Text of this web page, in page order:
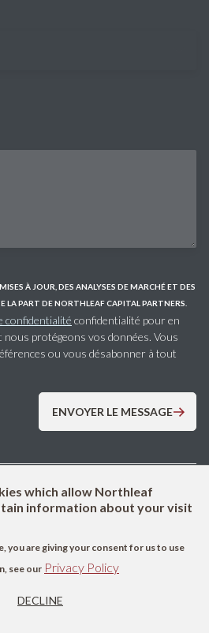
À JOUR, DES ANALYSES DE MARCHÉ ET DES
LA PART DE NORTHLEAF CAPITAL PARTNERS.
confidentialité confidentialité pour en
protégeons vos données. Vous
ou vous désabonner à tout
which allow Northleaf
information about your visit
you are giving your consent for us to use
see our Privacy Policy
DECLINE